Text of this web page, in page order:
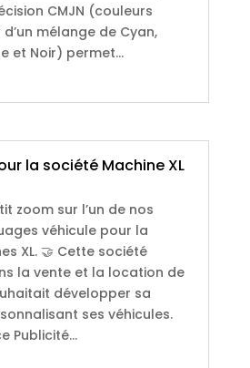
CMJN (couleurs
mélange de Cyan,
et Noir) permet...
la société Machine XL
zoom sur l’un de nos
véhicule pour la
XL. 🤝 Cette société
la vente et la location de
développer sa
ses véhicules.
Publicité...